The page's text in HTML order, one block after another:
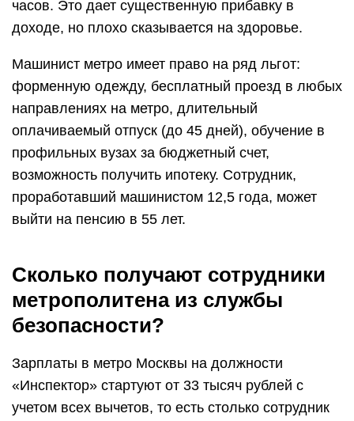
часов. Это дает существенную прибавку в
доходе, но плохо сказывается на здоровье.
Машинист метро имеет право на ряд льгот:
форменную одежду, бесплатный проезд в любых
направлениях на метро, длительный
оплачиваемый отпуск (до 45 дней), обучение в
профильных вузах за бюджетный счет,
возможность получить ипотеку. Сотрудник,
проработавший машинистом 12,5 года, может
выйти на пенсию в 55 лет.
Сколько получают сотрудники
метрополитена из службы
безопасности?
Зарплаты в метро Москвы на должности
«Инспектор» стартуют от 33 тысяч рублей с
учетом всех вычетов, то есть столько сотрудник